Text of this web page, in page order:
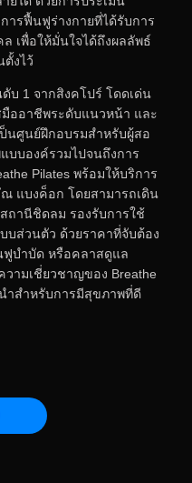
รฟื้นฟูร่างกายที่ได้รับการ
เพื่อให้มั่นใจได้ถึงผลลัพธ์
งไว้
บ 1 จากสิงคโปร์ โดดเด่น
ออาชีพระดับแนวหน้า และ
นศูนย์ฝึกอบรมสำหรับผู้สอ
บบองค์รวมไปจนถึงการ
Pilates พร้อมให้บริการ
แบงค็อก โดยสามารถเดิน
ถานีชิดลม รองรับการใช้
บส่วนตัว ด้วยราคาที่จับต้อง
ฟูบำบัด หรือคลาสดูแล
ามเชี่ยวชาญของ Breathe
ำสำหรับการมีสุขภาพที่ดี